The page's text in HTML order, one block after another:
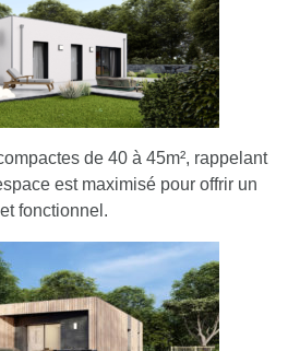
de 40 à 45m², rappelant
est maximisé pour offrir un
fonctionnel.